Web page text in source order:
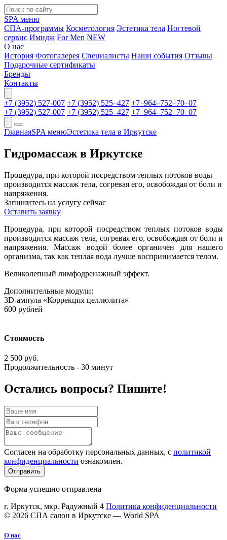
SPA меню
СПА-программы Косметология Эстетика тела Ногтевой
сервис Имидж For Men NEW
О нас
История Фотогалерея Специалисты Наши события Отзывы
Подарочные сертификаты
Бренды
Контакты
+7 (3952) 527-007 +7 (3952) 525‒427 +7‒964‒752‒70‒07
+7 (3952) 527-007 +7 (3952) 525‒427 +7‒964‒752‒70‒07
ГлавнаяSPA менюЭстетика тела в Иркутске
Гидромассаж в Иркутске
Процедура, при которой посредством теплых потоков воды
производится массаж тела, согревая его, освобождая от боли и
напряжения.
Запишитесь на услугу сейчас
Оставить заявку
Процедура, при которой посредством теплых потоков воды
производится массаж тела, согревая его, освобождая от боли и
напряжения. Массаж водой более органичен для нашего
организма, так как теплая вода лучше воспринимается телом.
Великолепный лимфодренажный эффект.
Дополнительные модули:
3D-ампула «Коррекция целлюлита»
600 рублей
Стоимость
2 500 руб.
Продолжительность - 30 минут
Остались вопросы? Пишите!
Согласен на обработку персональных данных, с политикой
конфиденциальности ознакомлен.
Отправить
Форма успешно отправлена
г. Иркутск, мкр. Радужный 4 Политика конфиденциальности
© 2026 СПА салон в Иркутске — World SPA
О нас